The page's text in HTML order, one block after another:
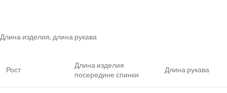
Длина изделия, длина рукава
Рост
Длина изделия
посередине спинки
Длина рукава